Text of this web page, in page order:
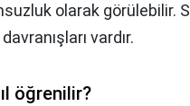
olarak görülebilir.
vardır.
öğrenilir?